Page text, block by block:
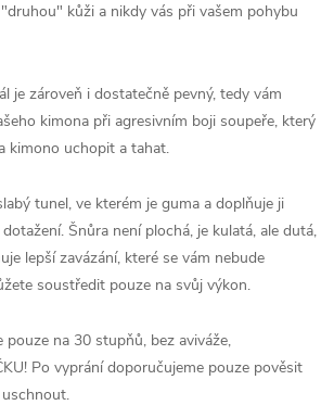
kůži a nikdy vás při vašem pohybu
je zároveň i dostatečně pevný, tedy vám
kimona při agresivním boji soupeře, který
kimono uchopit a tahat.
tunel, ve kterém je guma a doplňuje ji
Šnůra není plochá, je kulatá, ale dutá,
lepší zavázání, které se vám nebude
soustředit pouze na svůj výkon.
pouze na 30 stupňů, bez aviváže,
Po vyprání doporučujeme pouze pověsit